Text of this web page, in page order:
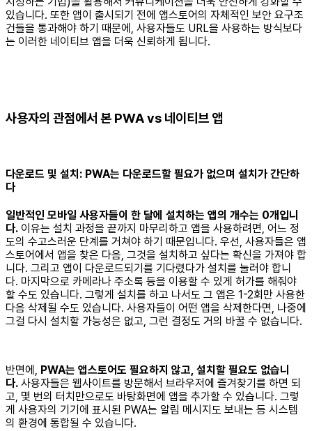
있습니다. 또한 앱이 출시되기 전에 앱스토어의 자체적인 보안 요구조
건들을 통과해야 하기 때문에, 사용자들도 URL을 사용하는 방식보다
는 이러한 네이티브 앱을 더욱 신뢰하게 됩니다.
사용자의 관점에서 본 PWA vs 네이티브 앱
다운로드 및 설치: PWA는 다운로드할 필요가 없으며 설치가 간단하
다
일반적인 모바일 사용자들이 한 달에 설치하는 앱의 개수는 0개입니
다. 이유는 설치 과정을 끝까지 마무리하고 앱을 사용하려면, 어느 정
도의 수고스러운 단계를 거쳐야 하기 때문입니다. 우선, 사용자들은 앱
스토어에서 앱을 찾은 다음, 그것을 설치하고 싶다는 확신을 가져야 합
니다. 그리고 앱이 다운로드되기를 기다렸다가 설치를 눌러야 합니
다. 마지막으로 카메라나 주소록 등을 이용할 수 있게 허가를 해줘야
할 수도 있습니다. 그렇게 설치를 하고 나서도 그 앱은 1-2회만 사용한
다음 삭제될 수도 있습니다. 사용자들이 어떤 앱을 삭제한다면, 나중에
그걸 다시 설치할 가능성은 없고, 그런 결정도 거의 바꿀 수 없습니다.
반면에, PWA는 앱스토어도 필요하지 않고, 설치할 필요도 없습니
다. 사용자들은 웹사이트를 방문해서 브라우저에 즐겨찾기를 하면 되
고, 몇 번의 터치만으로도 바탕화면에 앱을 추가할 수 있습니다. 그렇
게 사용자의 기기에 표시된 PWA는 알림 메시지도 보내는 등 시스템
의 환경에 통합될 수 있습니다.